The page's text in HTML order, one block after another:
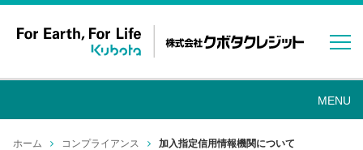
ホーム コンプライアンス 加入指定信用情報機関について